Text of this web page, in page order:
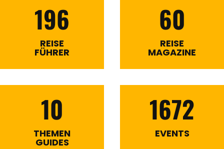
196
REISE
FÜHRER
60
REISE
MAGAZINE
10
THEMEN
GUIDES
1672
EVENTS